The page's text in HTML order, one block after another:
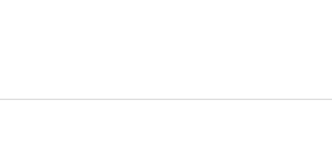
0